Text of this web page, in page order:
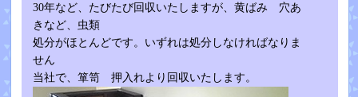
30年など、たびたび回収いたしますが、黄ばみ 穴あ
きなど、虫類
処分がほとんどです。いずれは処分しなければなりま
せん
当社で、箪笥 押入れより回収いたします。